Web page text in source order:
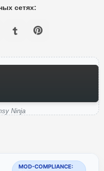
сетях:
Ninja
MOD-COMPLIANCE: